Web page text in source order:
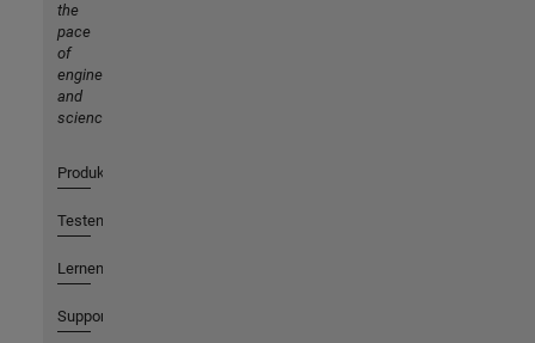
the
pace
of
engineering
and
science
Produkte
Testen oder Kaufen
Lernen
Support